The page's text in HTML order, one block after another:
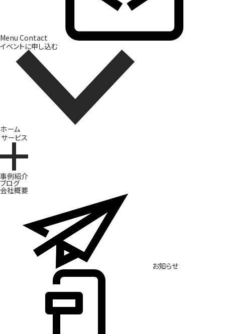
Menu Contact
イベントに申し込む
ホーム
サービス
ブランド開発
事例紹介
ブログ
会社概要
お知らせ